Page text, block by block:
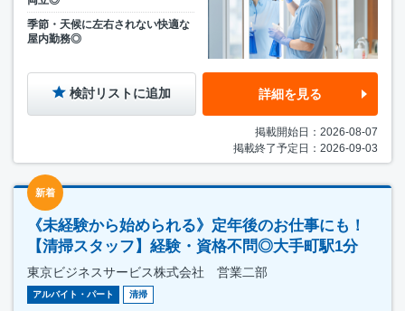
季節・天候に左右されない快適な
屋内勤務◎
検討リストに追加 詳細を見る
掲載開始日：2026-08-07
掲載終了予定日：2026-09-03
新着
《未経験から始められる》定年後のお仕事にも！
【清掃スタッフ】経験・資格不問◎大手町駅1分
東京ビジネスサービス株式会社 営業二部
アルバイト・パート 清掃